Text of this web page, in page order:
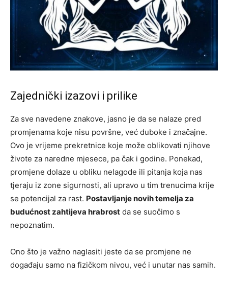
Zajednički izazovi i prilike
Za sve navedene znakove, jasno je da se nalaze pred
promjenama koje nisu površne, već duboke i značajne.
Ovo je vrijeme prekretnice koje može oblikovati njihove
živote za naredne mjesece, pa čak i godine. Ponekad,
promjene dolaze u obliku nelagode ili pitanja koja nas
tjeraju iz zone sigurnosti, ali upravo u tim trenucima krije
se potencijal za rast. Postavljanje novih temelja za
budućnost zahtijeva hrabrost da se suočimo s
nepoznatim.
Ono što je važno naglasiti jeste da se promjene ne
događaju samo na fizičkom nivou, već i unutar nas samih.